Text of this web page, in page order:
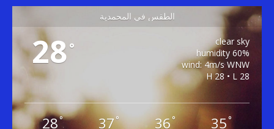
الطقس في المحمدية
28°
clear sky
60% humidity
wind: 4m/s WNW
H 28 • L 28
28° 37° 36 ° 35°